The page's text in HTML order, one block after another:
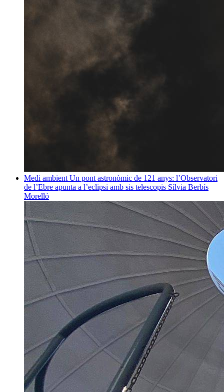
Medi ambient Un pont astronòmic de 121 anys: l’Observatori
de l’Ebre apunta a l’eclipsi amb sis telescopis Sílvia Berbís
Morelló